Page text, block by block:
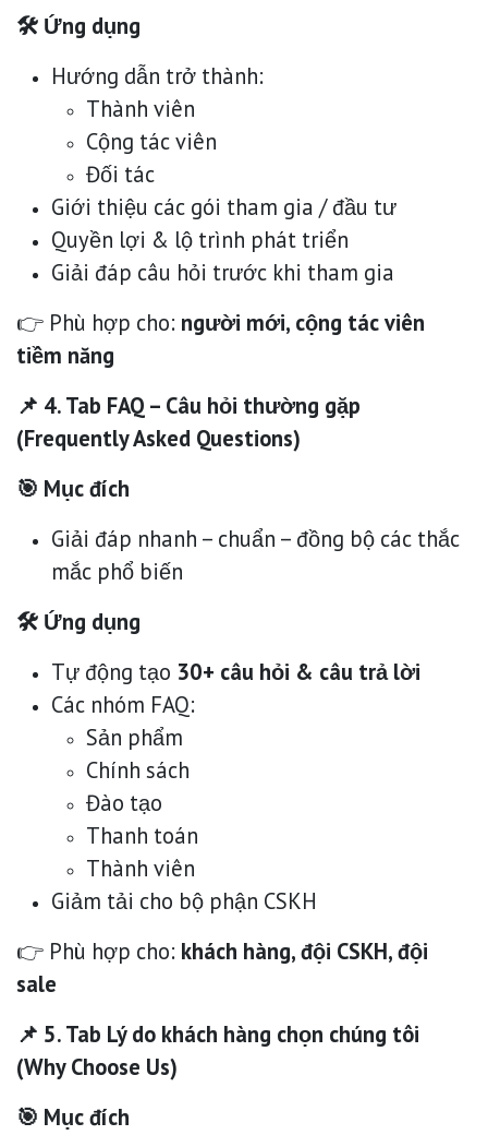
🛠 Ứng dụng
Hướng dẫn trở thành:
Thành viên
Cộng tác viên
Đối tác
Giới thiệu các gói tham gia / đầu tư
Quyền lợi & lộ trình phát triển
Giải đáp câu hỏi trước khi tham gia
👉 Phù hợp cho: người mới, cộng tác viên
tiềm năng
📌 4. Tab FAQ – Câu hỏi thường gặp
(Frequently Asked Questions)
🎯 Mục đích
Giải đáp nhanh – chuẩn – đồng bộ các thắc
mắc phổ biến
🛠 Ứng dụng
Tự động tạo 30+ câu hỏi & câu trả lời
Các nhóm FAQ:
Sản phẩm
Chính sách
Đào tạo
Thanh toán
Thành viên
Giảm tải cho bộ phận CSKH
👉 Phù hợp cho: khách hàng, đội CSKH, đội
sale
📌 5. Tab Lý do khách hàng chọn chúng tôi
(Why Choose Us)
🎯 Mục đích